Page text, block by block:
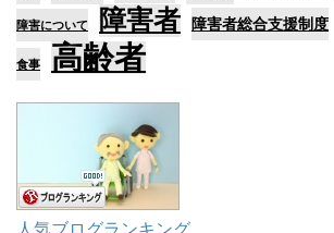
障害について 障害者 障害者総合支援制度
食事 高齢者
人気ブログランキング